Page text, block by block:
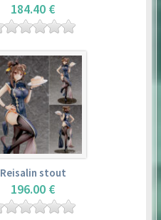
184.40 €
Reisalin stout
196.00 €